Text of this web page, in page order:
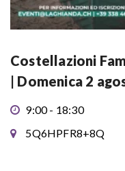
Costellazioni
| Domenica 2
9:00 - 18:30
5Q6HPFR8+8Q